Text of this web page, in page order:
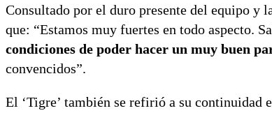
Consultado por el duro presente del equipo y
que: “Estamos muy fuertes en todo aspecto.
condiciones de poder hacer un muy buen
convencidos”.
El ‘Tigre’ también se refirió a su continuidad